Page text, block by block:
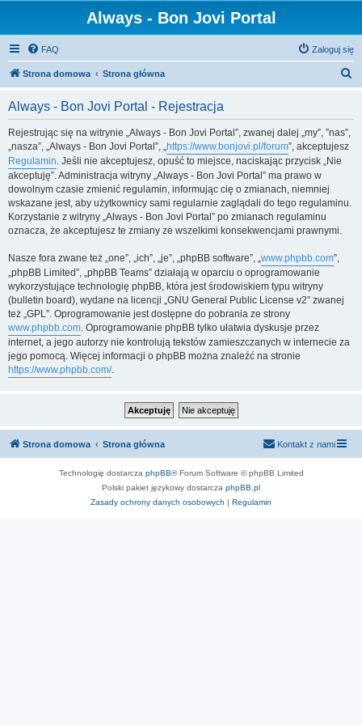
Always - Bon Jovi Portal
FAQ Zaloguj się
Strona domowa Strona główna
Always - Bon Jovi Portal - Rejestracja
Rejestrując się na witrynie „Always - Bon Jovi Portal”, zwanej dalej „my”, ”nas”,
„nasza”, „Always - Bon Jovi Portal”, „https://www.bonjovi.pl/forum”, akceptujesz
Regulamin. Jeśli nie akceptujesz, opuść to miejsce, naciskając przycisk „Nie
akceptuję”. Administracja witryny „Always - Bon Jovi Portal” ma prawo w
dowolnym czasie zmienić regulamin, informując cię o zmianach, niemniej
wskazane jest, aby użytkownicy sami regularnie zaglądali do tego regulaminu.
Korzystanie z witryny „Always - Bon Jovi Portal” po zmianach regulaminu
oznacza, że akceptujesz te zmiany ze wszelkimi konsekwencjami prawnymi.
Nasze fora zwane też „one”, „ich”, „je”, „phpBB software”, „www.phpbb.com”,
„phpBB Limited”, „phpBB Teams” działają w oparciu o oprogramowanie
wykorzystujące technologię phpBB, która jest środowiskiem typu witryny
(bulletin board), wydane na licencji „GNU General Public License v2” zwanej
też „GPL”. Oprogramowanie jest dostępne do pobrania ze strony
www.phpbb.com. Oprogramowanie phpBB tylko ułatwia dyskusje przez
internet, a jego autorzy nie kontrolują tekstów zamieszczanych w internecie za
jego pomocą. Więcej informacji o phpBB można znaleźć na stronie
https://www.phpbb.com/.
Strona domowa Strona główna Kontakt z nami
Technologię dostarcza phpBB® Forum Software © phpBB Limited
Polski pakiet językowy dostarcza phpBB.pl
Zasady ochrony danych osobowych | Regulamin